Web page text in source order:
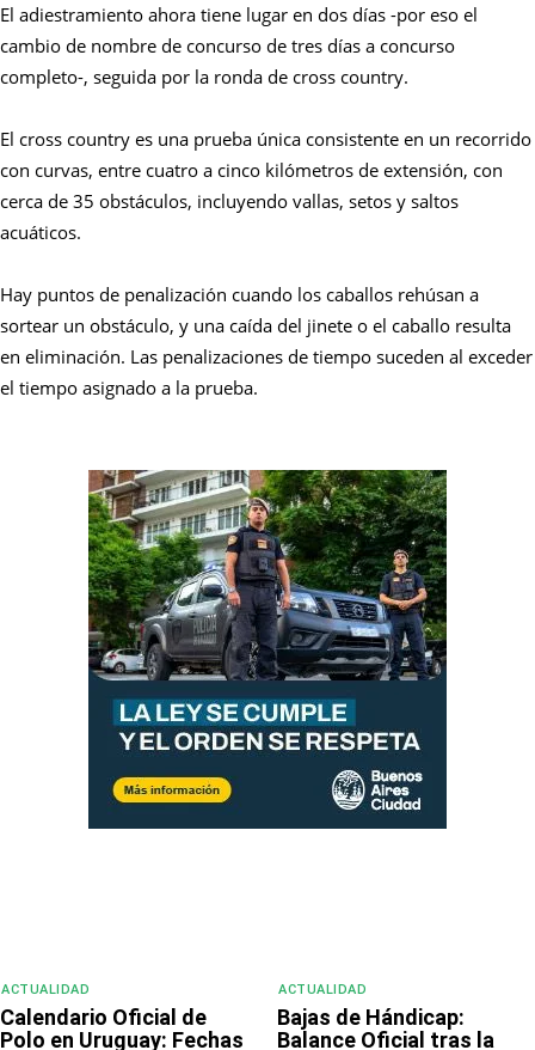
El adiestramiento ahora tiene lugar en dos días -por eso el
cambio de nombre de concurso de tres días a concurso
completo-, seguida por la ronda de cross country.
El cross country es una prueba única consistente en un recorrido
con curvas, entre cuatro a cinco kilómetros de extensión, con
cerca de 35 obstáculos, incluyendo vallas, setos y saltos
acuáticos.
Hay puntos de penalización cuando los caballos rehúsan a
sortear un obstáculo, y una caída del jinete o el caballo resulta
en eliminación. Las penalizaciones de tiempo suceden al exceder
el tiempo asignado a la prueba.
ACTUALIDAD
Calendario Oficial de
Polo en Uruguay: Fechas
ACTUALIDAD
Bajas de Hándicap:
Balance Oficial tras la